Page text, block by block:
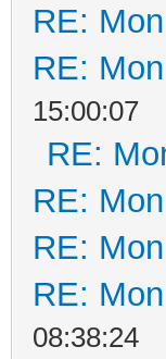
RE:
RE:
15:00:07
RE:
RE:
RE:
RE:
08:38:24